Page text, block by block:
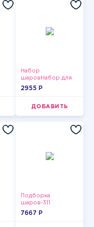
Набор
шаровНабор для
мужчин-14
2955 P
ДОБАВИТЬ
Подборка
шаров-311
7667 P